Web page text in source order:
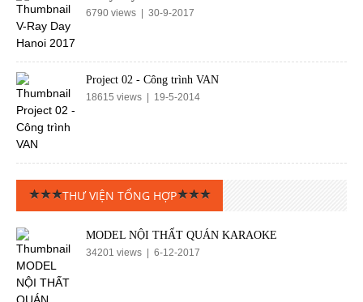
6790 views | 30-9-2017
Project 02 - Công trình VAN
18615 views | 19-5-2014
THƯ VIỆN TỔNG HỢP
MODEL NỘI THẤT QUÁN KARAOKE
34201 views | 6-12-2017